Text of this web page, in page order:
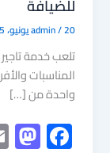
admin/20 يونيو، 2025
تلعب خدمة
المناسبات
واحدة من […]
F